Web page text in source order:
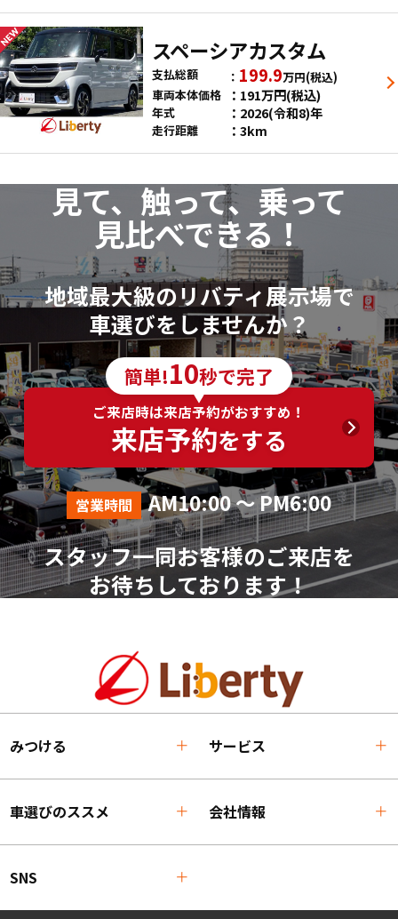
スペーシアカスタム
支払総額 199.9万円(税込)
車両本体価格
191万円(税込)
年式 2026(令和8)年
走行距離 3km
見て、触って、乗って
見比べできる！
地域最大級のリバティ展示場で
車選びをしませんか？
簡単!10秒で完了
ご来店時は来店予約がおすすめ！
来店予約をする
営業時間 AM10:00 ～ PM6:00
スタッフ一同お客様のご来店を
お待ちしております！
みつける サービス
車選びのススメ 会社情報
SNS